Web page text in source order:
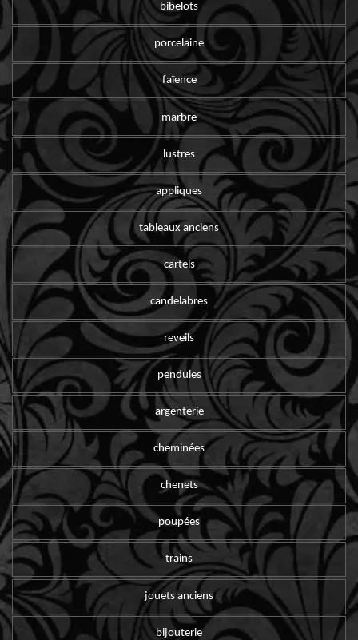
bibelots
porcelaine
faïence
marbre
lustres
appliques
tableaux anciens
cartels
candelabres
reveils
pendules
argenterie
cheminées
chenets
poupées
trains
jouets anciens
bijouterie